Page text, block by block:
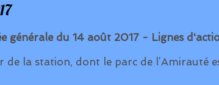
générale du 14 août 2017 - Lignes
la station, dont le parc de l’Amirauté